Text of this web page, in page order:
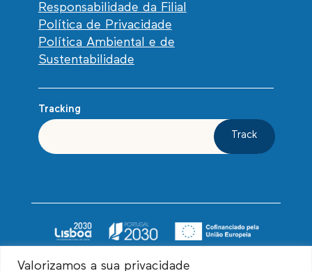
Valorizamos a sua privacidade
Responsabilidade da Filial
Política de Privacidade
Política Ambiental e de
Sustentabilidade
Tracking
Track